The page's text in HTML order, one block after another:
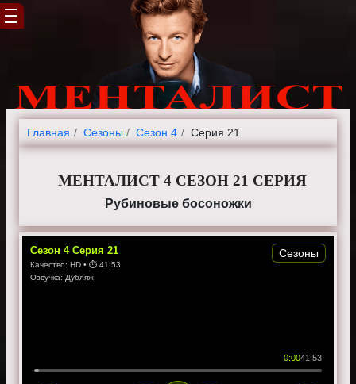
Главная Cезоны Сезон 4 Серия 21
МЕНТАЛИСТ 4 СЕЗОН 21 СЕРИЯ
Рубиновые босоножки
Сезон 4 Серия 21
Качество: HD • ⏱ 41:53
Озвучка: Дубляж
0:0041:53
Сезоны